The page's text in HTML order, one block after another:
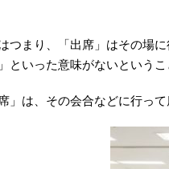
つまり、「出席」はその場
といった意味がないというこ
席」は、その会合などに行っ